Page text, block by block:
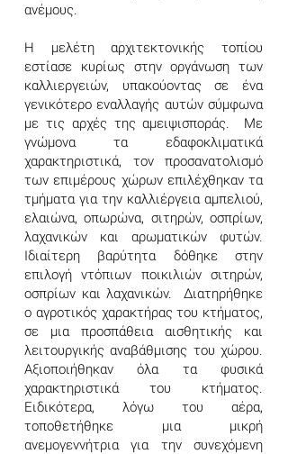
ανέμους.
Η μελέτη αρχιτεκτονικής τοπίου
εστίασε κυρίως στην οργάνωση των
καλλιεργειών, υπακούοντας σε ένα
γενικότερο εναλλαγής αυτών σύμφωνα
με τις αρχές της αμειψισποράς. Με
γνώμονα τα εδαφοκλιματικά
χαρακτηριστικά, τον προσανατολισμό
των επιμέρους χώρων επιλέχθηκαν τα
τμήματα για την καλλιέργεια αμπελιού,
ελαιώνα, οπωρώνα, σιτηρών, οσπρίων,
λαχανικών και αρωματικών φυτών.
Ιδιαίτερη βαρύτητα δόθηκε στην
επιλογή ντόπιων ποικιλιών σιτηρών,
οσπρίων και λαχανικών. Διατηρήθηκε
ο αγροτικός χαρακτήρας του κτήματος,
σε μια προσπάθεια αισθητικής και
λειτουργικής αναβάθμισης του χώρου.
Αξιοποιήθηκαν όλα τα φυσικά
χαρακτηριστικά του κτήματος.
Ειδικότερα, λόγω του αέρα,
τοποθετήθηκε μια μικρή
ανεμογεννήτρια για την συνεχόμενη